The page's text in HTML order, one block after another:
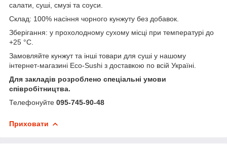
салати, суші, смузі та соуси.
Склад: 100% насіння чорного кунжуту без добавок.
Зберігання: у прохолодному сухому місці при температурі до
+25 °C.
Замовляйте кунжут та інші товари для суші у нашому
інтернет-магазині Eco-Sushi з доставкою по всій Україні.
Для закладів розроблено спеціальні умови
співробітництва.
Телефонуйте 095-745-90-48
Приховати